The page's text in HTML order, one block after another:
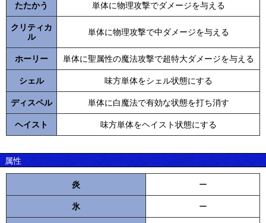
たたかう 単体に物理攻撃でダメージを与える
クリティカ
ル
単体に物理攻撃で中ダメージを与える
ホーリー 単体に聖属性の魔法攻撃で超特大ダメージを与える
シェル 味方単体をシェル状態にする
ディスペル 単体に白魔法で有効な状態を打ち消す
ヘイスト 味方単体をヘイスト状態にする
属性
炎 ー
氷 ー